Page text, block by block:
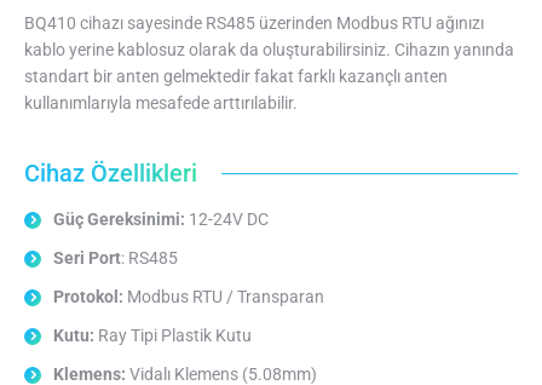
BQ410 cihazı sayesinde RS485 üzerinden Modbus RTU ağınızı
kablo yerine kablosuz olarak da oluşturabilirsiniz. Cihazın yanında
standart bir anten gelmektedir fakat farklı kazançlı anten
kullanımlarıyla mesafede arttırılabilir.
Cihaz Özellikleri
Güç Gereksinimi: 12-24V DC
Seri Port: RS485
Protokol: Modbus RTU / Transparan
Kutu: Ray Tipi Plastik Kutu
Klemens: Vidalı Klemens (5.08mm)